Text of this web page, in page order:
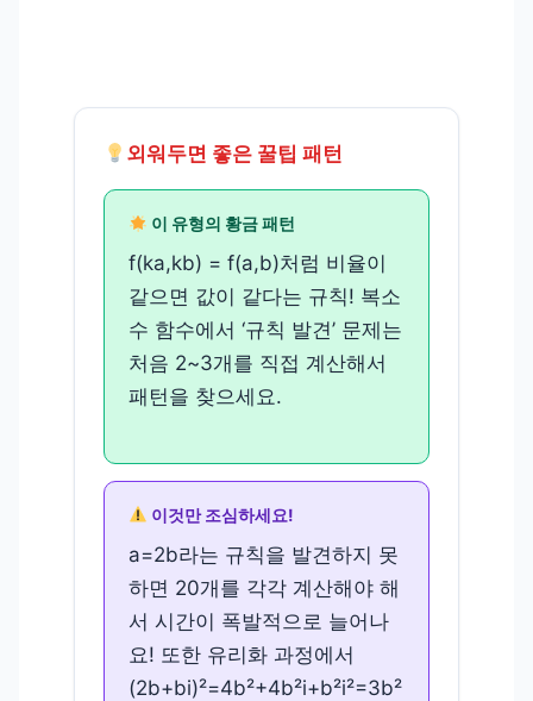
외워두면 좋은 꿀팁 패턴
이 유형의 황금 패턴
f(ka,kb) = f(a,b)처럼 비율이
같으면 값이 같다는 규칙! 복소
수 함수에서 ‘규칙 발견’ 문제는
처음 2~3개를 직접 계산해서
패턴을 찾으세요.
이것만 조심하세요!
a=2b라는 규칙을 발견하지 못
하면 20개를 각각 계산해야 해
서 시간이 폭발적으로 늘어나
요! 또한 유리화 과정에서
(2b+bi)²=4b²+4b²i+b²i²=3b²